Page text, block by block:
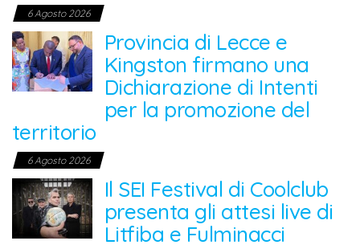
6 Agosto 2026
Provincia di Lecce e
Kingston firmano una
Dichiarazione di Intenti
per la promozione del
territorio
6 Agosto 2026
Il SEI Festival di Coolclub
presenta gli attesi live di
Litfiba e Fulminacci